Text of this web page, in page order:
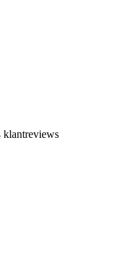
klantreviews